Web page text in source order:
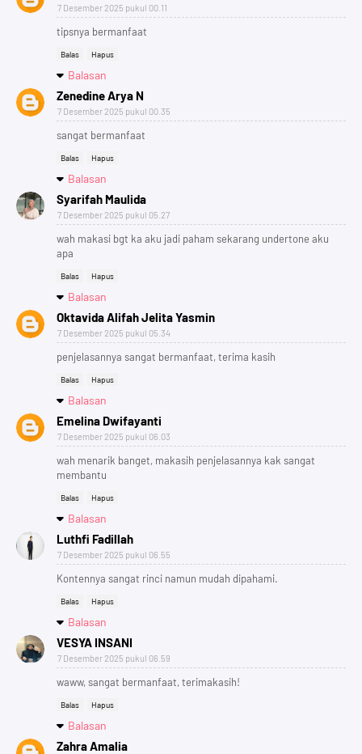
7 Desember 2025 pukul 00.11
tipsnya bermanfaat
Balas Hapus
Balasan
Zenedine Arya N
7 Desember 2025 pukul 00.35
sangat bermanfaat
Balas Hapus
Balasan
Syarifah Maulida
7 Desember 2025 pukul 05.27
wah makasi bgt ka aku jadi paham sekarang undertone aku
apa
Balas Hapus
Balasan
Oktavida Alifah Jelita Yasmin
7 Desember 2025 pukul 05.34
penjelasannya sangat bermanfaat, terima kasih
Balas Hapus
Balasan
Emelina Dwifayanti
7 Desember 2025 pukul 06.03
wah menarik banget, makasih penjelasannya kak sangat
membantu
Balas Hapus
Balasan
Luthfi Fadillah
7 Desember 2025 pukul 06.55
Kontennya sangat rinci namun mudah dipahami.
Balas Hapus
Balasan
VESYA INSANI
7 Desember 2025 pukul 06.59
waww, sangat bermanfaat, terimakasih!
Balas Hapus
Balasan
Zahra Amalia